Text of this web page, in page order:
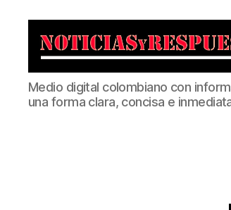
Noticias
y
Respuestas
Medio digital colombiano con
una forma clara, concisa e